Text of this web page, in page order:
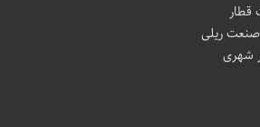
قطار
صنعت ریلی
شهری